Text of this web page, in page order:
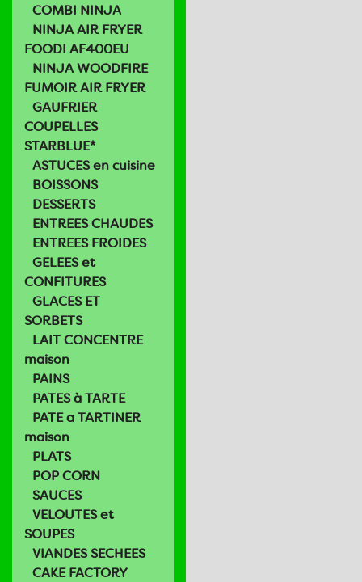
COMBI NINJA
NINJA AIR FRYER
FOODI AF400EU
NINJA WOODFIRE
FUMOIR AIR FRYER
GAUFRIER
COUPELLES
STARBLUE*
ASTUCES en cuisine
BOISSONS
DESSERTS
ENTREES CHAUDES
ENTREES FROIDES
GELEES et
CONFITURES
GLACES ET
SORBETS
LAIT CONCENTRE
maison
PAINS
PATES à TARTE
PATE a TARTINER
maison
PLATS
POP CORN
SAUCES
VELOUTES et
SOUPES
VIANDES SECHEES
CAKE FACTORY